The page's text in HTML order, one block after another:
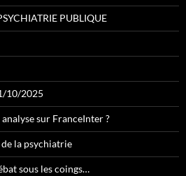
PUBLIQUE
10/2025
sur FranceInter ?
la psychiatrie
sous les coings…